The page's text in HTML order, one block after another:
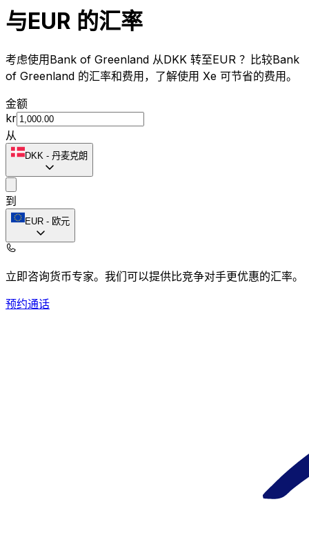
与EUR 的汇率
考虑使用Bank of Greenland 从DKK 转至EUR ？比较Bank
of Greenland 的汇率和费用，了解使用 Xe 可节省的费用。
金额
kr
从
DKK - 丹麦克朗
到
EUR - 欧元
立即咨询货币专家。 我们可以提供比竞争对手更优惠的汇率。
预约通话